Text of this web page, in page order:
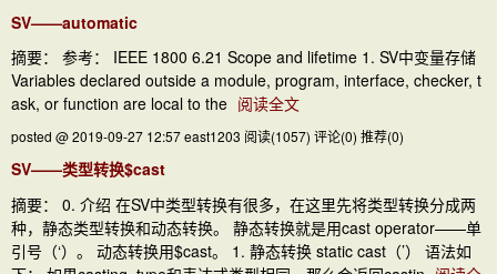
SV——automatic
摘要： 参考： IEEE 1800 6.21 Scope and lifetime 1. SV中变量存储
Variables declared outside a module, program, interface, checker, t
ask, or function are local to the 阅读全文
posted @ 2019-09-27 12:57 east1203 阅读(1057) 评论(0) 推荐(0)
SV——类型转换$cast
摘要： 0. 介绍 在SV中类型转换有很多，在这里先将类型转换分成两
种，静态类型转换和动态转换。 静态转换就是用cast operator——单
引号（‘）。 动态转换用$cast。 1. 静态转换 static cast（’） 语法如